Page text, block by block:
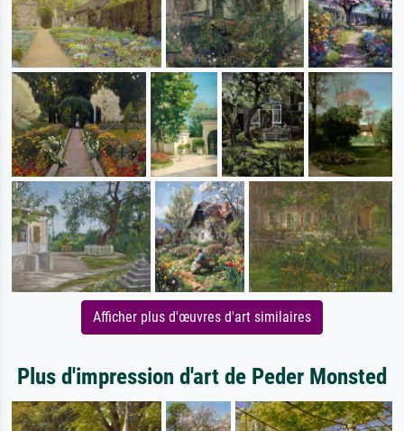
Afficher plus d'œuvres d'art similaires
Plus d'impression d'art de Peder Monsted